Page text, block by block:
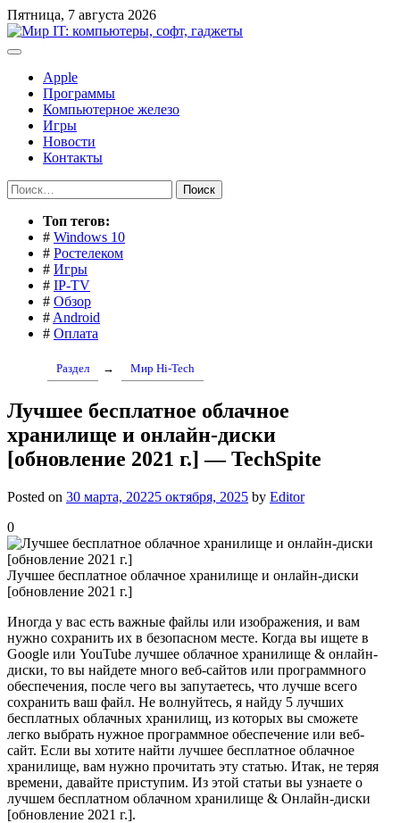
Перейти
к
содержимому
Пятница, 7 августа 2026
Apple
Программы
Компьютерное железо
Игры
Новости
Контакты
Найти:
Toп тегов:
# Windows 10
# Ростелеком
# Игры
# IP-TV
# Обзор
# Android
# Оплата
Раздел → Мир Hi-Tech
Лучшее бесплатное облачное
хранилище и онлайн-диски
[обновление 2021 г.] — TechSpite
Posted on 30 марта, 20225 октября, 2025 by Editor
0
Лучшее бесплатное облачное хранилище и онлайн-диски
[обновление 2021 г.]
Иногда у вас есть важные файлы или изображения, и вам
нужно сохранить их в безопасном месте. Когда вы ищете в
Google или YouTube лучшее облачное хранилище & онлайн-
диски, то вы найдете много веб-сайтов или программного
обеспечения, после чего вы запутаетесь, что лучше всего
сохранить ваш файл. Не волнуйтесь, я найду 5 лучших
бесплатных облачных хранилищ, из которых вы сможете
легко выбрать нужное программное обеспечение или веб-
сайт. Если вы хотите найти лучшее бесплатное облачное
хранилище, вам нужно прочитать эту статью. Итак, не теряя
времени, давайте приступим. Из этой статьи вы узнаете о
лучшем бесплатном облачном хранилище & Онлайн-диски
[обновление 2021 г.].